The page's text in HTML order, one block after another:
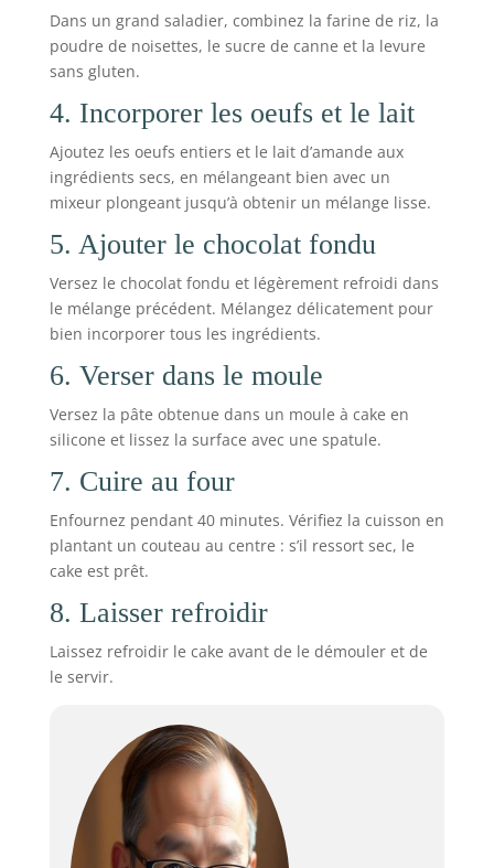
Dans un grand saladier, combinez la farine de riz, la
poudre de noisettes, le sucre de canne et la levure
sans gluten.
4. Incorporer les oeufs et le lait
Ajoutez les oeufs entiers et le lait d’amande aux
ingrédients secs, en mélangeant bien avec un
mixeur plongeant jusqu’à obtenir un mélange lisse.
5. Ajouter le chocolat fondu
Versez le chocolat fondu et légèrement refroidi dans
le mélange précédent. Mélangez délicatement pour
bien incorporer tous les ingrédients.
6. Verser dans le moule
Versez la pâte obtenue dans un moule à cake en
silicone et lissez la surface avec une spatule.
7. Cuire au four
Enfournez pendant 40 minutes. Vérifiez la cuisson en
plantant un couteau au centre : s’il ressort sec, le
cake est prêt.
8. Laisser refroidir
Laissez refroidir le cake avant de le démouler et de
le servir.